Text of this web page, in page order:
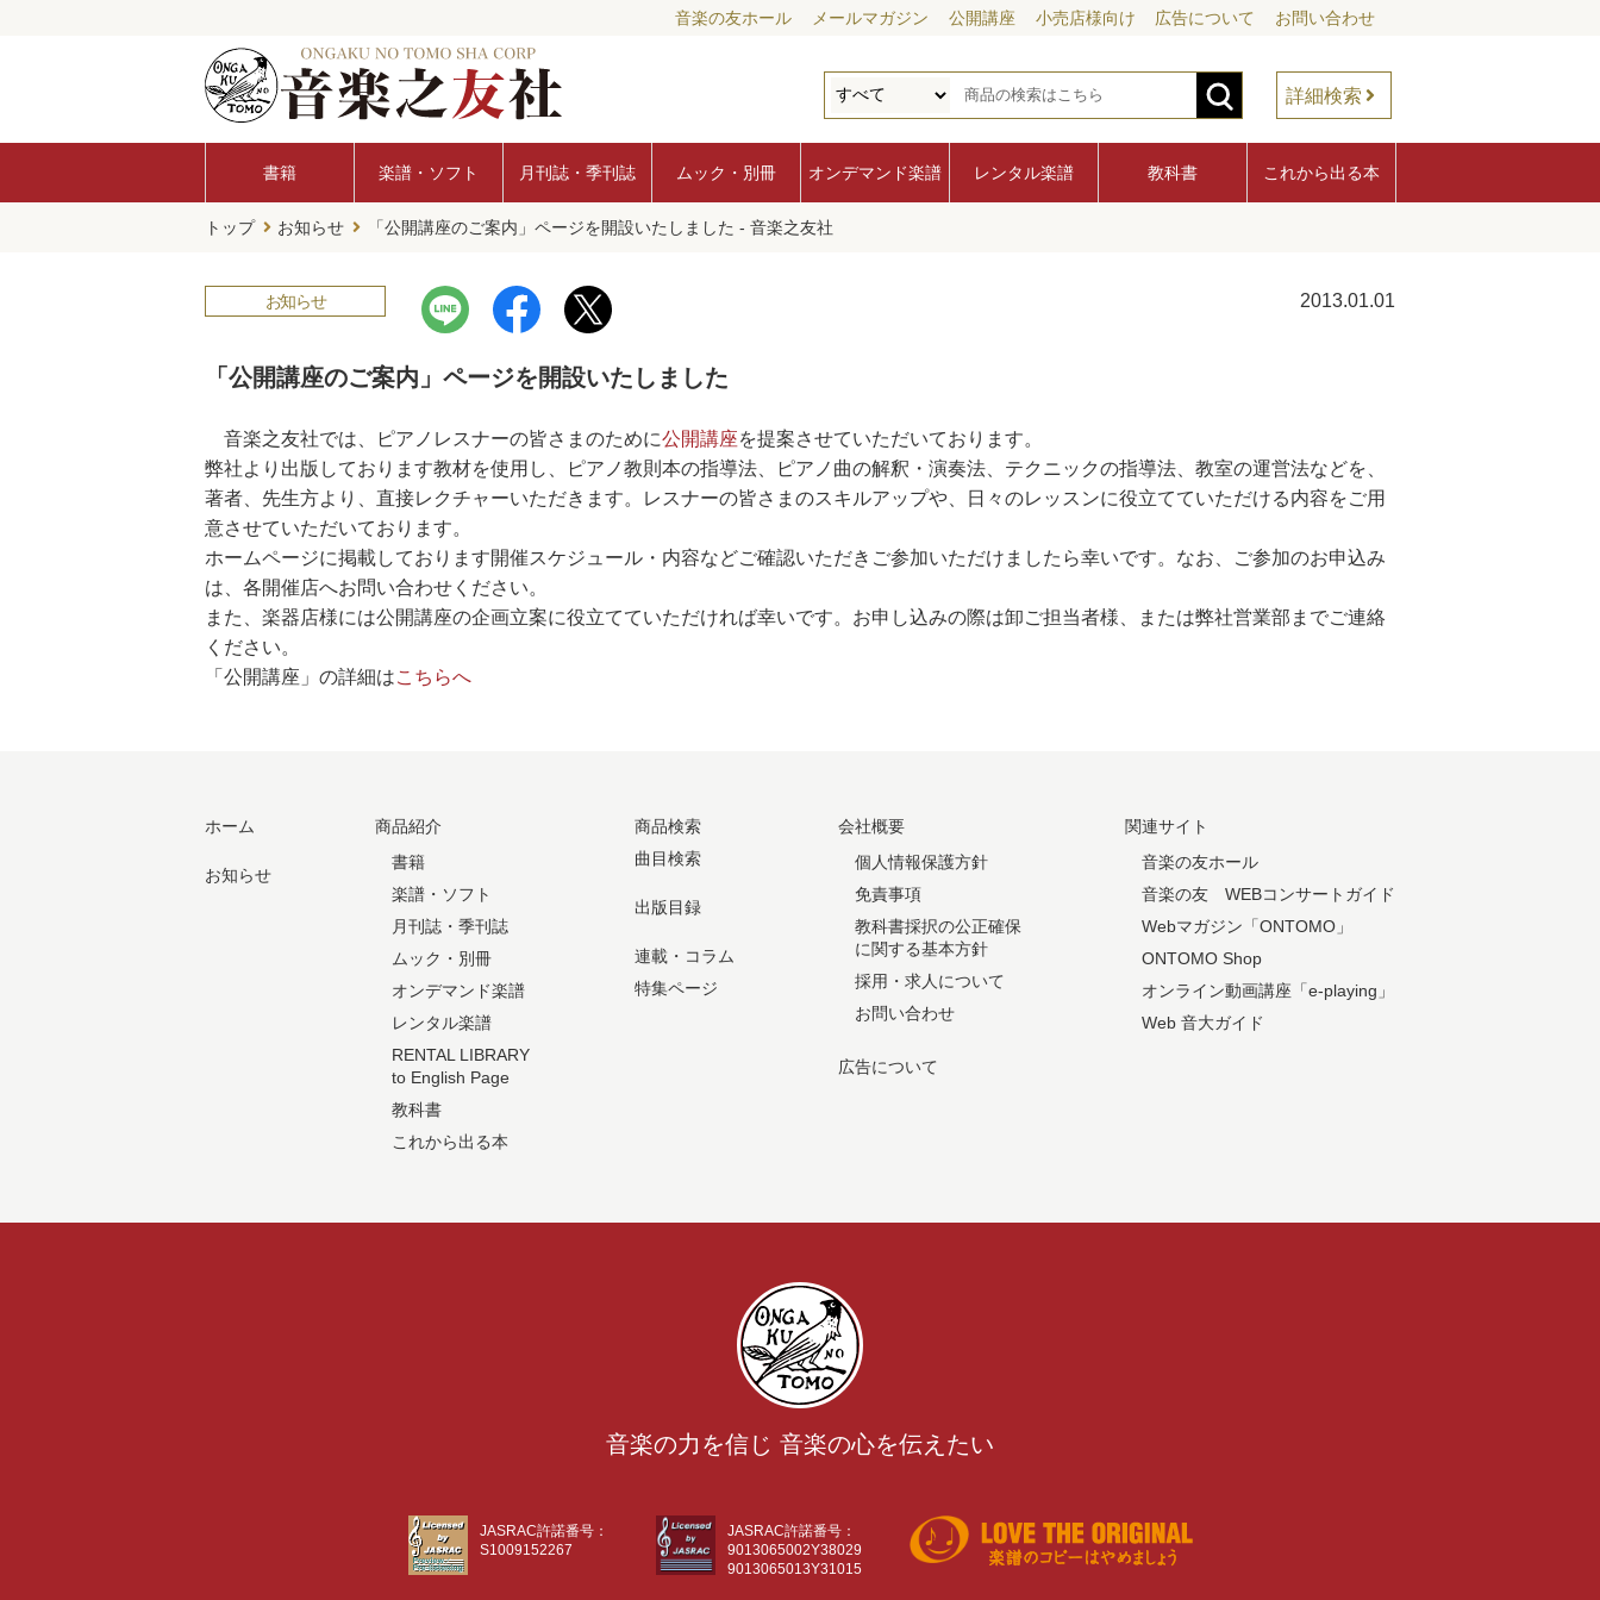
音楽の友ホール メールマガジン 公開講座 小売店様向け 広告について お問い合わせ
詳細検索
書籍 楽譜・ソフト 月刊誌・季刊誌 ムック・別冊 オンデマンド楽譜 レンタル楽譜 教科書 これから出る本
トップ お知らせ 「公開講座のご案内」ページを開設いたしました - 音楽之友社
お知らせ 2013.01.01
「公開講座のご案内」ページを開設いたしました
音楽之友社では、ピアノレスナーの皆さまのために公開講座を提案させていただいております。
弊社より出版しております教材を使用し、ピアノ教則本の指導法、ピアノ曲の解釈・演奏法、テクニックの指導法、教室の運営法などを、
著者、先生方より、直接レクチャーいただきます。レスナーの皆さまのスキルアップや、日々のレッスンに役立てていただける内容をご用
意させていただいております。
ホームページに掲載しております開催スケジュール・内容などご確認いただきご参加いただけましたら幸いです。なお、ご参加のお申込み
は、各開催店へお問い合わせください。
また、楽器店様には公開講座の企画立案に役立てていただければ幸いです。お申し込みの際は卸ご担当者様、または弊社営業部までご連絡
ください。
「公開講座」の詳細はこちらへ
ホーム
お知らせ
商品紹介
書籍
楽譜・ソフト
月刊誌・季刊誌
ムック・別冊
オンデマンド楽譜
レンタル楽譜
RENTAL LIBRARY
to English Page
教科書
これから出る本
商品検索
曲目検索
出版目録
連載・コラム
特集ページ
会社概要
個人情報保護方針
免責事項
教科書採択の公正確保
に関する基本方針
採用・求人について
お問い合わせ
広告について
関連サイト
音楽の友ホール
音楽の友 WEBコンサートガイド
Webマガジン「ONTOMO」
ONTOMO Shop
オンライン動画講座「e-playing」
Web 音大ガイド
音楽の力を信じ 音楽の心を伝えたい
JASRAC許諾番号：
S1009152267
JASRAC許諾番号：
9013065002Y38029
9013065013Y31015